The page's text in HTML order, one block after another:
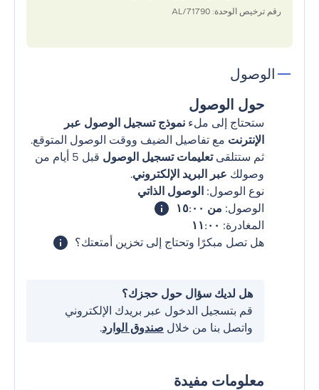
رقم ترخيص الوحدة: 71790/AL
الوصول
حول الوصول
ستحتاج إلى ملء نموذج تسجيل الوصول عبر
الإنترنت مع تفاصيل الضيف ووقت الوصول المتوقع.
ثم ستتلقىتعليمات تسجيل الوصول
قبل 5 أيام من
وصولك عبر البريد الإلكتروني.
نوع الوصول: الوصول الذاتي
الوصول: من ١٥:٠٠
المغادرة: ١١:٠٠
هل تصل مبكرًا وتحتاج إلى تخزين أمتعتك؟
هل لديك سؤال حول حجزك؟
قم بتسجيل الدخول عبر بريدك الإلكتروني
واتصل بنا من خلال صندوق الوارد.
معلومات مفيدة